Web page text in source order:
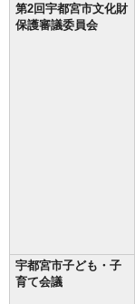
第2回宇都宮市文化財
保護審議委員会
宇都宮市子ども・子
育て会議